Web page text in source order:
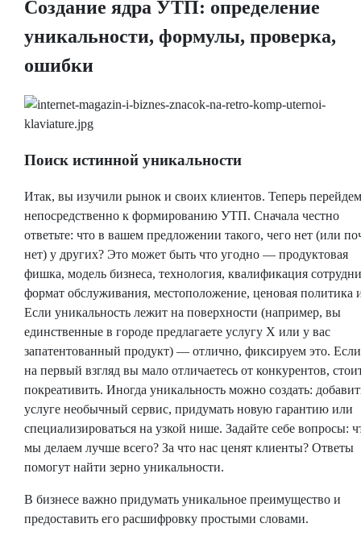
Создание ядра УТП: определение
уникальности, формулы, проверка,
ошибки
Поиск истинной уникальности
Итак, вы изучили рынок и своих клиентов. Теперь перейдем
непосредственно к формированию УТП. Сначала честно
ответьте: что в вашем предложении такого, чего нет (или
нет) у других? Это может быть что угодно — продуктовая
фишка, модель бизнеса, технология, квалификация
формат обслуживания, местоположение, ценовая политика
Если уникальность лежит на поверхности (например, вы
единственные в городе предлагаете услугу X или у вас
запатентованный продукт) — отлично, фиксируем это.
на первый взгляд вы мало отличаетесь от конкурентов,
покреативить. Иногда уникальность можно создать:
услуге необычный сервис, придумать новую гарантию или
специализироваться на узкой нише. Задайте себе вопросы:
мы делаем лучше всего? За что нас ценят клиенты? Ответы
помогут найти зерно уникальности.
В бизнесе важно придумать уникальное преимущество и
предоставить его расшифровку простыми словами.